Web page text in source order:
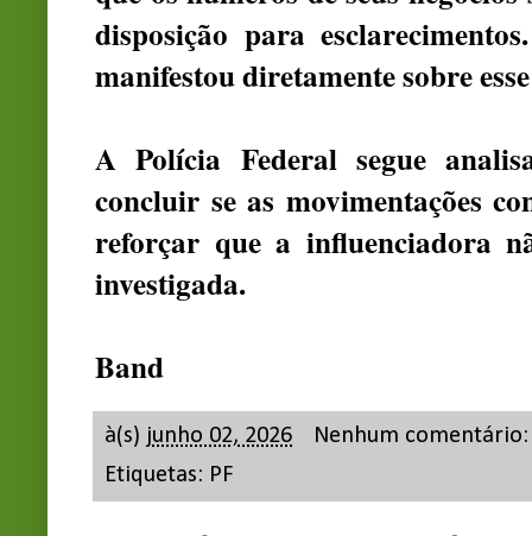
disposição para
manifestou diretamente sobre
A Polícia Federal segue
concluir se as movimentações
reforçar que a influenciadora
investigada.
Band
à(s) junho 02, 2026
Nenhum
Etiquetas: PF